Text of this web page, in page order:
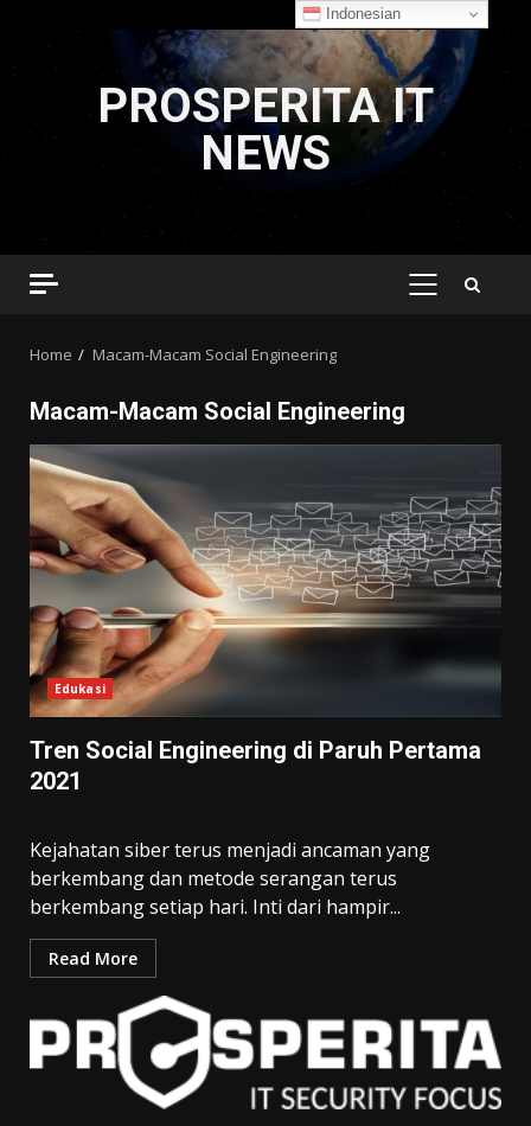
PROSPERITA IT
NEWS
PRIMARY
Home Macam-Macam Social Engineering
Macam-Macam Social Engineering
Edukasi
Tren Social Engineering di Paruh Pertama
2021
Kejahatan siber terus menjadi ancaman yang
berkembang dan metode serangan terus
berkembang setiap hari. Inti dari hampir...
Read More
Indonesian